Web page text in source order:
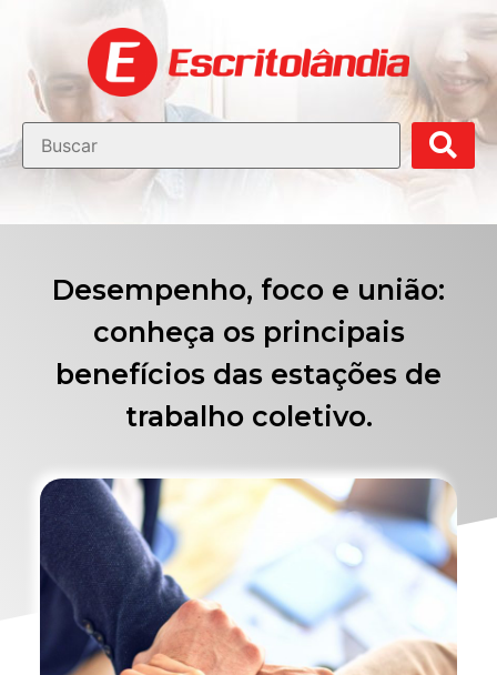
Desempenho, foco e união:
conheça os principais
benefícios das estações de
trabalho coletivo.